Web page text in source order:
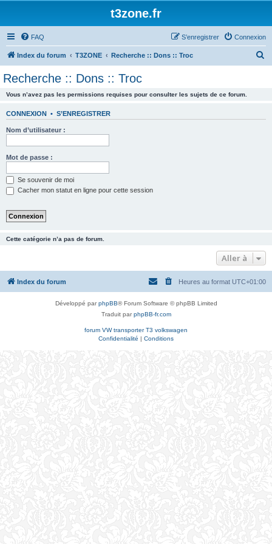
t3zone.fr
FAQ Connexion
S’enregistrer
Index du forum T3ZONE Recherche :: Dons :: Troc
Recherche :: Dons :: Troc
Vous n’avez pas les permissions requises pour consulter les sujets de ce forum.
CONNEXION • S’ENREGISTRER
Nom d’utilisateur :
Mot de passe :
Se souvenir de moi
Cacher mon statut en ligne pour cette session
Cette catégorie n’a pas de forum.
Aller à
Index du forum Heures au format UTC+01:00
Développé parphpBB® Forum Software © phpBB Limited
Traduit parphpBB-fr.com
forum VW transporter T3 volkswagen
Confidentialité | Conditions